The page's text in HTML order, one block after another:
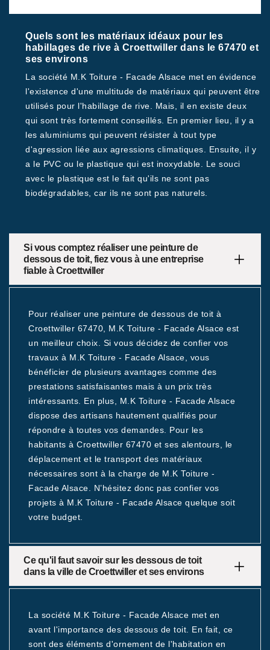
Quels sont les matériaux idéaux pour les
habillages de rive à Croettwiller dans le 67470 et
ses environs
La société M.K Toiture - Facade Alsace met en évidence
l'existence d'une multitude de matériaux qui peuvent être
utilisés pour l'habillage de rive. Mais, il en existe deux
qui sont très fortement conseillés. En premier lieu, il y a
les aluminiums qui peuvent résister à tout type
d'agression liée aux agressions climatiques. Ensuite, il y
a le PVC ou le plastique qui est inoxydable. Le souci
avec le plastique est le fait qu'ils ne sont pas
biodégradables, car ils ne sont pas naturels.
Si vous comptez réaliser une peinture de
dessous de toit, fiez vous à une entreprise
fiable à Croettwiller
Pour réaliser une peinture de dessous de toit à
Croettwiller 67470, M.K Toiture - Facade Alsace est
un meilleur choix. Si vous décidez de confier vos
travaux à M.K Toiture - Facade Alsace, vous
bénéficier de plusieurs avantages comme des
prestations satisfaisantes mais à un prix très
intéressants. En plus, M.K Toiture - Facade Alsace
dispose des artisans hautement qualifiés pour
répondre à toutes vos demandes. Pour les
habitants à Croettwiller 67470 et ses alentours, le
déplacement et le transport des matériaux
nécessaires sont à la charge de M.K Toiture -
Facade Alsace. N’hésitez donc pas confier vos
projets à M.K Toiture - Facade Alsace quelque soit
votre budget.
Ce qu'il faut savoir sur les dessous de toit
dans la ville de Croettwiller et ses environs
La société M.K Toiture - Facade Alsace met en
avant l'importance des dessous de toit. En fait, ce
sont des éléments d'ornement de l'habitation en